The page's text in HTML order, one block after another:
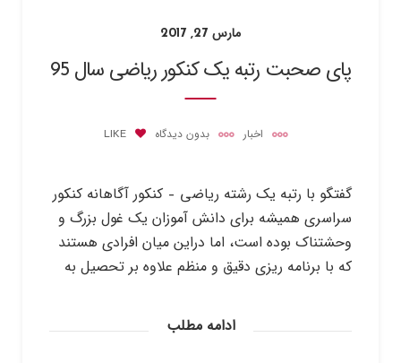
مارس 27, 2017
پای صحبت رتبه یک کنکور ریاضی سال 95
اخبار بدون دیدگاه LIKE
گفتگو با رتبه یک رشته ریاضی – کنکور آگاهانه کنکور
سراسری همیشه برای دانش آموزان یک غول بزرگ و
وحشتناک بوده است، اما دراین میان افرادی هستند
که با برنامه ریزی دقیق و منظم علاوه بر تحصیل به
ادامه مطلب